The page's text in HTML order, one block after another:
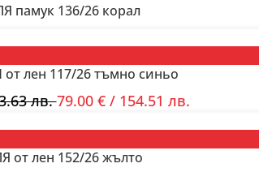
памук 136/26 корал
лен 117/26 тъмно синьо
лв.79.00 €/ 154.51 лв.
от лен 152/26 жълто